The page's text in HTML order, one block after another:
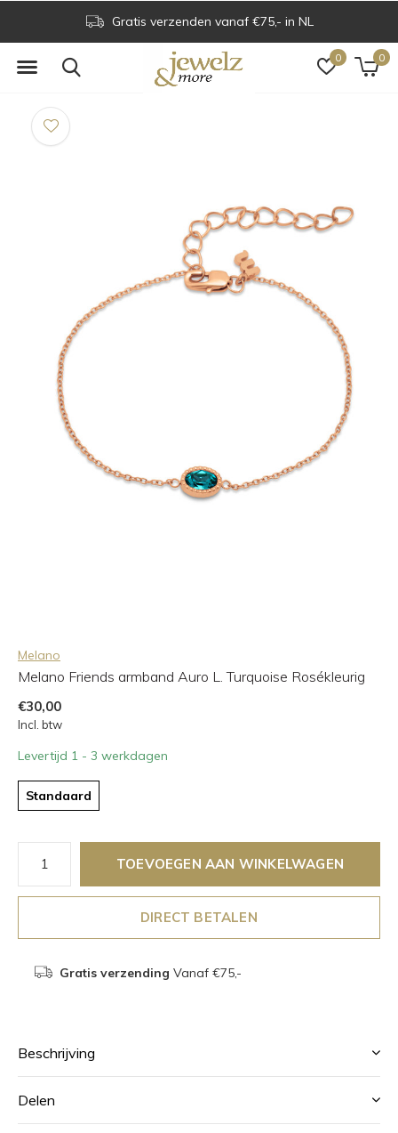
0 0
Gratis verzenden vanaf €75,- in NL
Melano
Melano Friends armband Auro L. Turquoise Rosékleurig
€30,00
Incl. btw
Levertijd 1 - 3 werkdagen
Standaard
TOEVOEGEN AAN WINKELWAGEN
DIRECT BETALEN
Gratis verzending Vanaf €75,-
Beschrijving
Delen